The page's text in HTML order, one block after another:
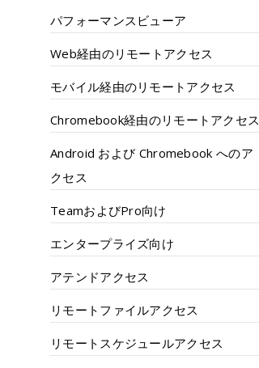
パフォーマンスビューア
Web経由のリモートアクセス
モバイル経由のリモートアクセス
Chromebook経由のリモートアクセス
Android および Chromebook へのア
クセス
TeamおよびPro向け
エンタープライズ向け
アテンドアクセス
リモートファイルアクセス
リモートスケジュールアクセス